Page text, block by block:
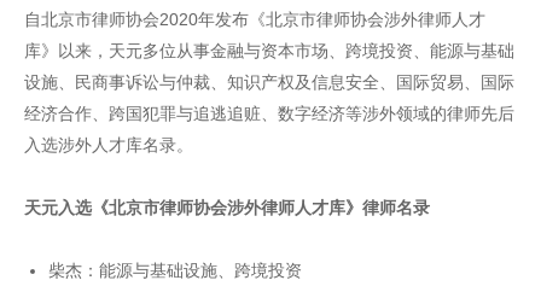
自北京市律师协会2020年发布《北京市律师协会涉外律师人才
库》以来，天元多位从事金融与资本市场、跨境投资、能源与基础
设施、民商事诉讼与仲裁、知识产权及信息安全、国际贸易、国际
经济合作、跨国犯罪与追逃追赃、数字经济等涉外领域的律师先后
入选涉外人才库名录。
天元入选《北京市律师协会涉外律师人才库》律师名录
柴杰：能源与基础设施、跨境投资